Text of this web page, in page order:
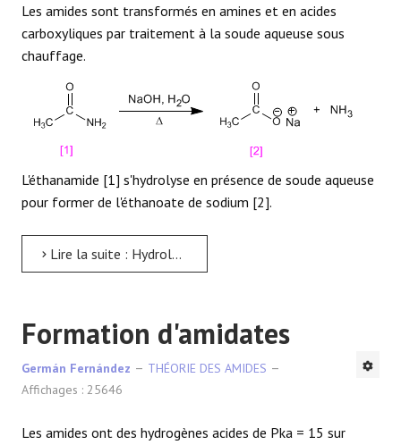
Les amides sont transformés en amines et en acides
carboxyliques par traitement à la soude aqueuse sous
chauffage.
L'éthanamide [1] s'hydrolyse en présence de soude aqueuse
pour former de l'éthanoate de sodium [2].
Lire la suite : Hydrolyse basique des amides
Formation d'amidates
Germán Fernández
THÉORIE DES AMIDES
Affichages : 25646
Les amides ont des hydrogènes acides de Pka = 15 sur